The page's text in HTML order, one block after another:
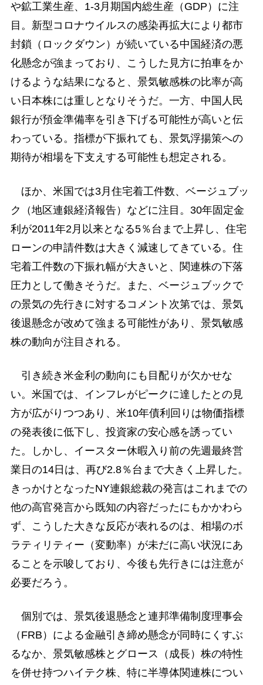
や鉱工業生産、1-3月期国内総生産（GDP）に注
目。新型コロナウイルスの感染再拡大により都市
封鎖（ロックダウン）が続いている中国経済の悪
化懸念が強まっており、こうした見方に拍車をか
けるような結果になると、景気敏感株の比率が高
い日本株には重しとなりそうだ。一方、中国人民
銀行が預金準備率を引き下げる可能性が高いと伝
わっている。指標が下振れても、景気浮揚策への
期待が相場を下支えする可能性も想定される。
ほか、米国では3月住宅着工件数、ベージュブッ
ク（地区連銀経済報告）などに注目。30年固定金
利が2011年2月以来となる5％台まで上昇し、住宅
ローンの申請件数は大きく減速してきている。住
宅着工件数の下振れ幅が大きいと、関連株の下落
圧力として働きそうだ。また、ベージュブックで
の景気の先行きに対するコメント次第では、景気
後退懸念が改めて強まる可能性があり、景気敏感
株の動向が注目される。
引き続き米金利の動向にも目配りが欠かせな
い。米国では、インフレがピークに達したとの見
方が広がりつつあり、米10年債利回りは物価指標
の発表後に低下し、投資家の安心感を誘ってい
た。しかし、イースター休暇入り前の先週最終営
業日の14日は、再び2.8％台まで大きく上昇した。
きっかけとなったNY連銀総裁の発言はこれまでの
他の高官発言から既知の内容だったにもかかわら
ず、こうした大きな反応が表れるのは、相場のボ
ラティリティー（変動率）が未だに高い状況にあ
ることを示唆しており、今後も先行きには注意が
必要だろう。
個別では、景気後退懸念と連邦準備制度理事会
（FRB）による金融引き締め懸念が同時にくすぶ
るなか、景気敏感株とグロース（成長）株の特性
を併せ持つハイテク株、特に半導体関連株につい